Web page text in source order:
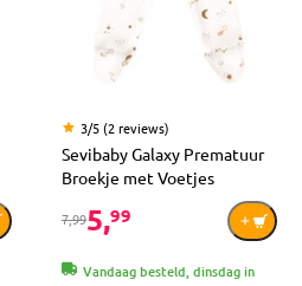
3/5 (2 reviews)
Sevibaby Galaxy Prematuur
Broekje met Voetjes
7,995,99
Vandaag besteld, dinsdag in